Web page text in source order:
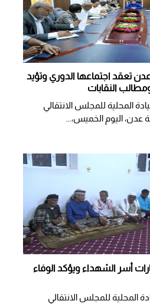
عدن تعقد اجتماعها الدوري وتؤيد
النقابات
المحلية للمجلس الانتقالي
عدن، اليوم الخميس،...
أسر الشهداء ويؤكد الوفاء
المحلية للمجلس الانتقالي